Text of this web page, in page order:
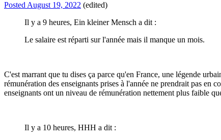
Posted August 19, 2022 (edited)
Il y a 9 heures, Ein kleiner Mensch a dit :
Le salaire est réparti sur l'année mais il manque un mois.
C'est marrant que tu dises ça parce qu'en France, une légende
rémunération des enseignants prises à l'année ne prendrait pas en
enseignants ont un niveau de rémunération nettement plus faible
Il y a 10 heures, HHH a dit :